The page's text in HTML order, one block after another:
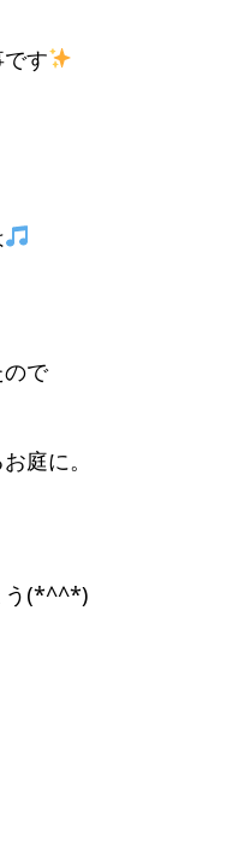
す
で
庭に。
う(*^^*)